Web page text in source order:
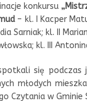
konkursu
– kl. I Kacper
Sarniak; kl. II
kl. III
się
młodych
Czytania w Gminie